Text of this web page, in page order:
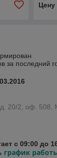
Цену
за последний
20/2, оф. 508,
с 09:00 до
график